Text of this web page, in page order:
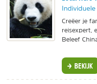
Individuele
Creëer je
reisexpert,
Beleef
BEKIJK